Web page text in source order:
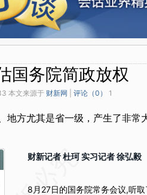
国务院简政放权
本文来源于 财新网 评论（0 ） 1
方尤其是省一级，产生了非常
财新记者 杜珂 实习记者 徐弘毅
8月27日的国务院常务会议,听取